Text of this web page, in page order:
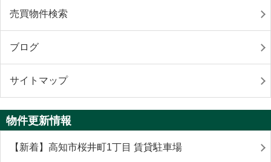
売買物件検索
ブログ
サイトマップ
物件更新情報
【新着】高知市桜井町1丁目 賃貸駐車場